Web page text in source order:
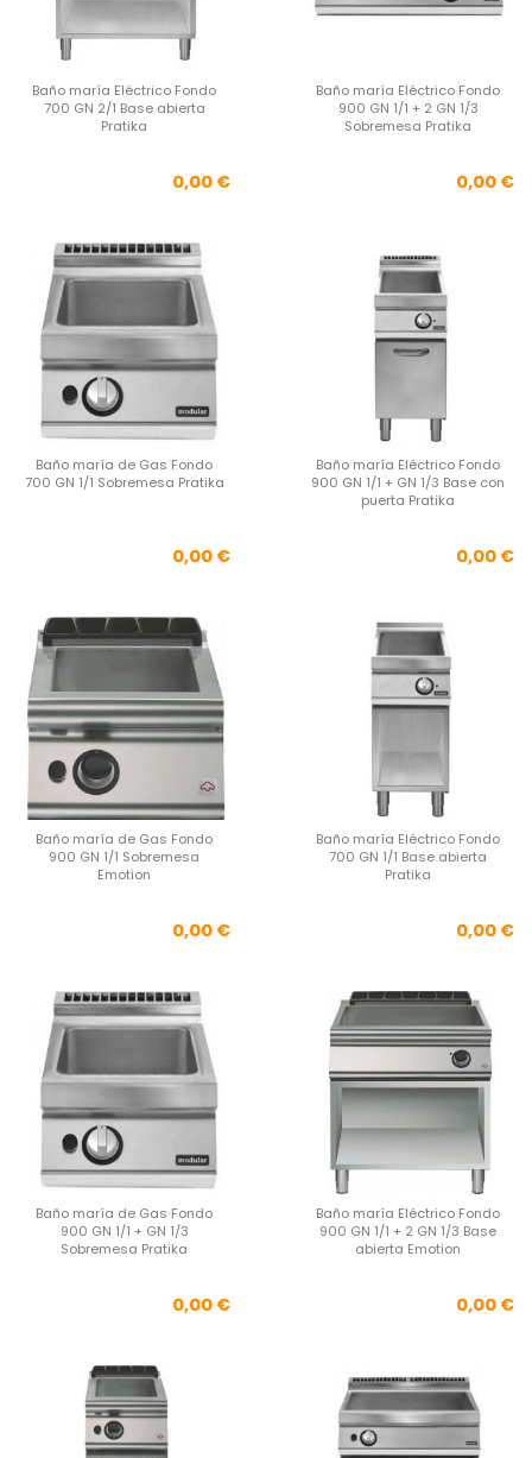
Baño maría Eléctrico Fondo
700 GN 2/1 Base abierta
Pratika
Precio
0,00 €
Baño maría Eléctrico Fondo
900 GN 1/1 + 2 GN 1/3
Sobremesa Pratika
0,00 €
Baño maría de Gas Fondo
700 GN 1/1 Sobremesa Pratika
Precio
0,00 €
Baño maría Eléctrico Fondo
900 GN 1/1 + GN 1/3 Base con
puerta Pratika
0,00 €
Baño maría de Gas Fondo
900 GN 1/1 Sobremesa
Emotion
Precio
0,00 €
Baño maría Eléctrico Fondo
700 GN 1/1 Base abierta
Pratika
0,00 €
Baño maría de Gas Fondo
900 GN 1/1 + GN 1/3
Sobremesa Pratika
Precio
0,00 €
Baño maría Eléctrico Fondo
900 GN 1/1 + 2 GN 1/3 Base
abierta Emotion
0,00 €